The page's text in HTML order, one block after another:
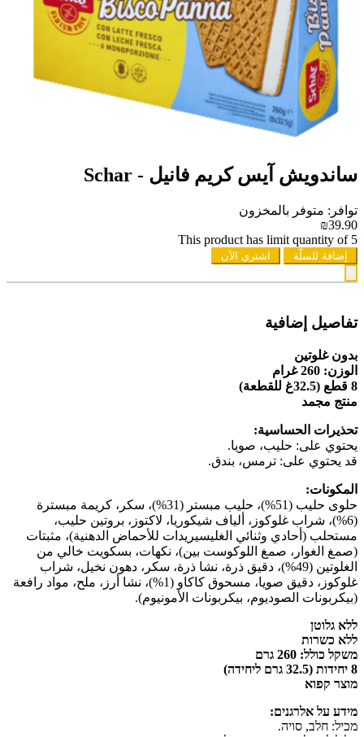
ساندويش آيس كريم فانيل - Schar
توافر: متوفر بالمخزون
₪39.90
This product has limit quantity of 5
إضافة للسلّة اشتري الآن
تفاصيل إضافية
بدون غلوتين
الوزن: 260 غرام
8 قطع (32.5غ للقطعة)
منتج مجمد
تحذيرات الحساسية:
يحتوي على: حليب، صويا.
قد يحتوي على: ترمس، بندق.
المكونات:
حلوى حليب (51%)، حليب مبستر (31%)، سكر، كريمة مبسترة
(6%)، شراب غلوكوز، ألياف شيكوريا، لاكتوز، بروتين حليب،
مستحلب (أحادي وثنائي الغليسيريدات للأحماض الدهنية)، مثبتات
(صمغ الغوار، صمغ اللوكوست بين)، نكهات، بسكويت خالي من
الغلوتين (49%)، دقيق ذرة، نشا ذرة، سكر، دهون نخيل، شراب
غلوكوز، دقيق صويا، مسحوق كاكاو (1%)، نشا أرز، ملح، مواد رافعة
(بيكربونات الصوديوم، بيكربونات الأمونيوم).
ללא גלוטן
ללא כשרות
משקל כולל: 260 גרם
8 יחידות (32.5 גרם ליחידה)
מוצר קפוא
מידע על אלרגנים:
מכיל: חלב, סויה.